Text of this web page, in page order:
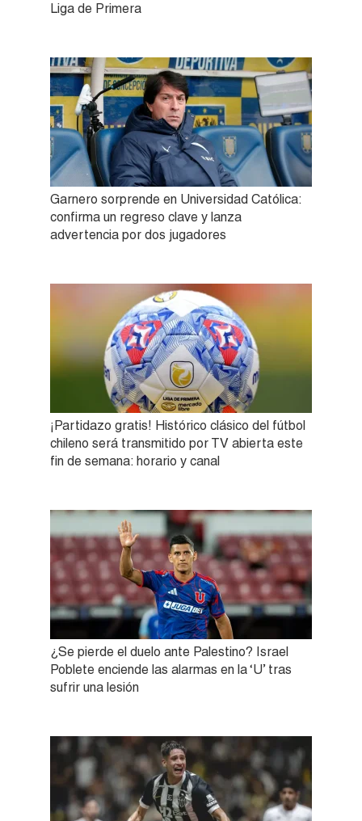
Liga de Primera
Garnero sorprende en Universidad Católica:
confirma un regreso clave y lanza
advertencia por dos jugadores
¡Partidazo gratis! Histórico clásico del fútbol
chileno será transmitido por TV abierta este
fin de semana: horario y canal
¿Se pierde el duelo ante Palestino? Israel
Poblete enciende las alarmas en la ‘U’ tras
sufrir una lesión